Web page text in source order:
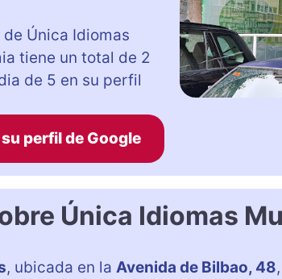
Única Idiomas
tiene un total de 2
de 5 en su perfil
perfil de Google
Única Idiomas
, ubicada en la Avenida de Bilbao, 48